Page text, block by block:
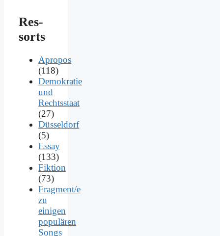
Res­
sorts
Apropos
(118)
Demokratie
und
Rechtsstaat
(27)
Düsseldorf
(5)
Essay
(133)
Fiktion
(73)
Fragment/e
zu
einigen
populären
Songs